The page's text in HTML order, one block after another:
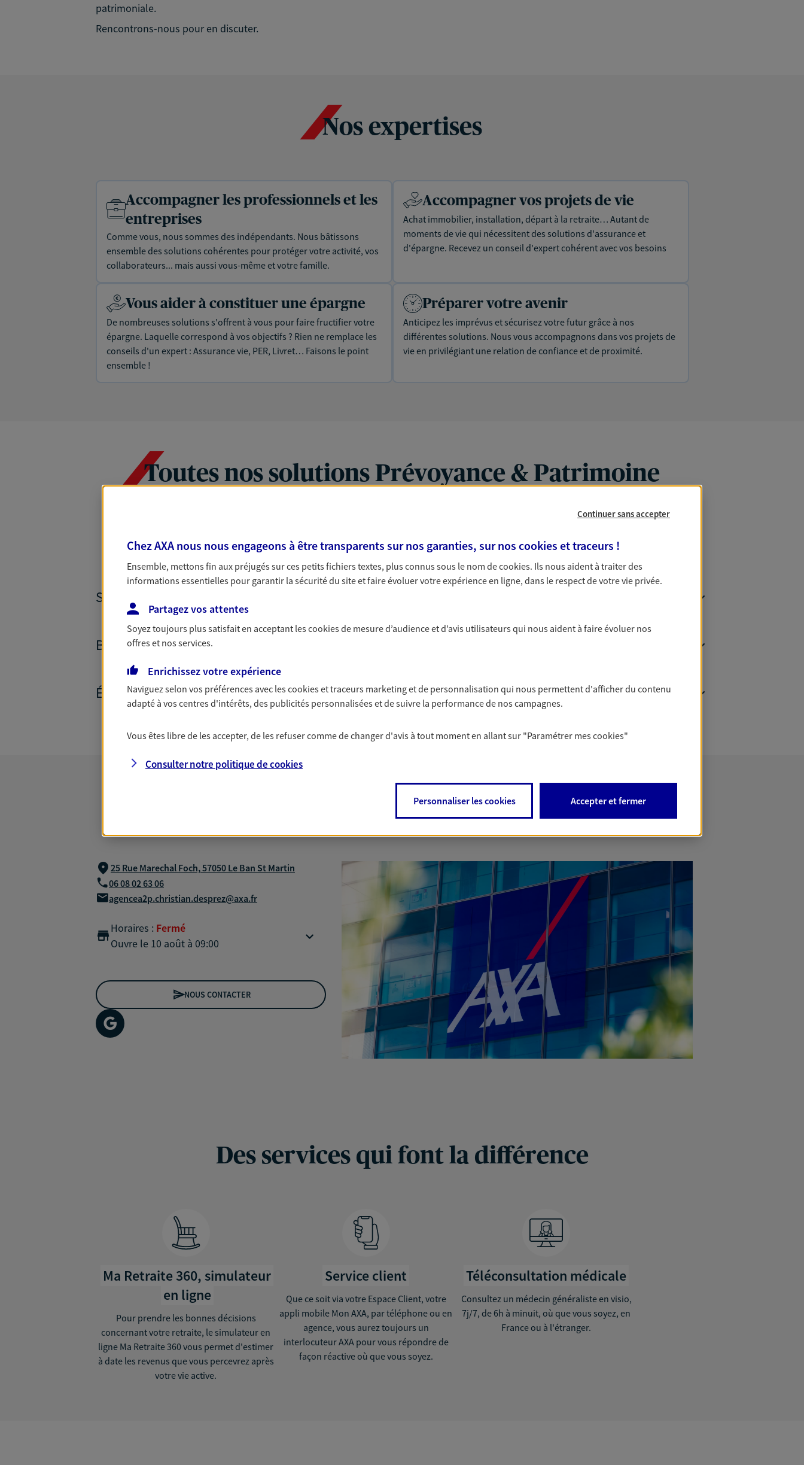
patrimoniale.
Rencontrons-nous pour en discuter.
Nos expertises
Accompagner les professionnels et les
entreprises
Comme vous, nous sommes des indépendants. Nous bâtissons
ensemble des solutions cohérentes pour protéger votre activité, vos
collaborateurs... mais aussi vous-même et votre famille.
Accompagner vos projets de vie
Achat immobilier, installation, départ à la retraite… Autant de
moments de vie qui nécessitent des solutions d'assurance et
d'épargne. Recevez un conseil d'expert cohérent avec vos besoins
Vous aider à constituer une épargne
De nombreuses solutions s'offrent à vous pour faire fructifier votre
épargne. Laquelle correspond à vos objectifs ? Rien ne remplace les
conseils d'un expert : Assurance vie, PER, Livret… Faisons le point
ensemble !
Préparer votre avenir
Anticipez les imprévus et sécurisez votre futur grâce à nos
différentes solutions. Nous vous accompagnons dans vos projets de
vie en privilégiant une relation de confiance et de proximité.
Toutes nos solutions Prévoyance & Patrimoine
PARTICULIERS PRO & ENTREPRISES
SANTÉ ET PRÉVOYANCE
BANQUE ET CRÉDITS
ÉPARGNE ET RETRAITE
Nous rencontrer
25 Rue Marechal Foch,57050 Le Ban St Martin
06 08 02 63 06
agencea2p.christian.desprez@axa.fr
Horaires : Fermé
Ouvre le 10 août à 09:00
NOUS CONTACTER
Des services qui font la différence
Ma Retraite 360, simulateur
en ligne
Pour prendre les bonnes décisions
concernant votre retraite, le simulateur en
ligne Ma Retraite 360 vous permet d'estimer
à date les revenus que vous percevrez après
votre vie active.
Service client
Que ce soit via votre Espace Client, votre
appli mobile Mon AXA, par téléphone ou en
agence, vous aurez toujours un
interlocuteur AXA pour vous répondre de
façon réactive où que vous soyez.
Téléconsultation médicale
Consultez un médecin généraliste en visio,
7j/7, de 6h à minuit, où que vous soyez, en
France ou à l'étranger.
Continuer sans accepter
Chez AXA nous nous engageons à être transparents sur nos garanties, sur nos cookies et traceurs !
Ensemble, mettons fin aux préjugés sur ces petits fichiers textes, plus connus sous le nom decookies. Ils nous aident à traiter des
informations essentielles pour garantir la sécurité du site et faire évoluer votre expérience en ligne, dans le respect de votre vie privée.
Partagez vos attentes
Soyez toujours plus satisfait en acceptant lescookiesde mesure d’audience et d’avis utilisateurs qui nous aident à faire évoluer nos
offres et nos services.
Enrichissez votre expérience
Naviguez selon vos préférences avec lescookies et traceurs marketing et de personnalisation qui nous permettent d'afficher du contenu
adapté à vos centres d'intérêts, des publicités personnalisées et de suivre la performance de nos campagnes.
Vous êtes libre de les accepter, de les refuser comme de changer d'avis à tout moment en allant sur "Paramétrer mescookies"
Consulter notre politique decookies
Personnaliser les cookies Accepter et fermer